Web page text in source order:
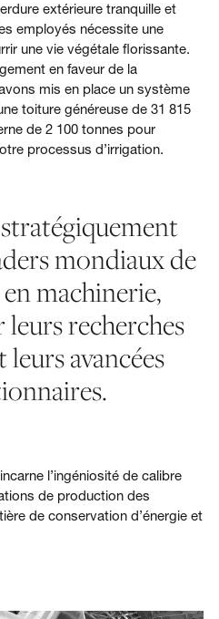
extérieure tranquille et
employés nécessite une
une vie végétale florissante.
en faveur de la
mis en place un système
toiture généreuse de 31 815
de 2 100 tonnes pour
processus d’irrigation.
mondiaux de
machinerie,
recherches
avancées
l’ingéniosité de calibre
de production des
de conservation d’énergie et